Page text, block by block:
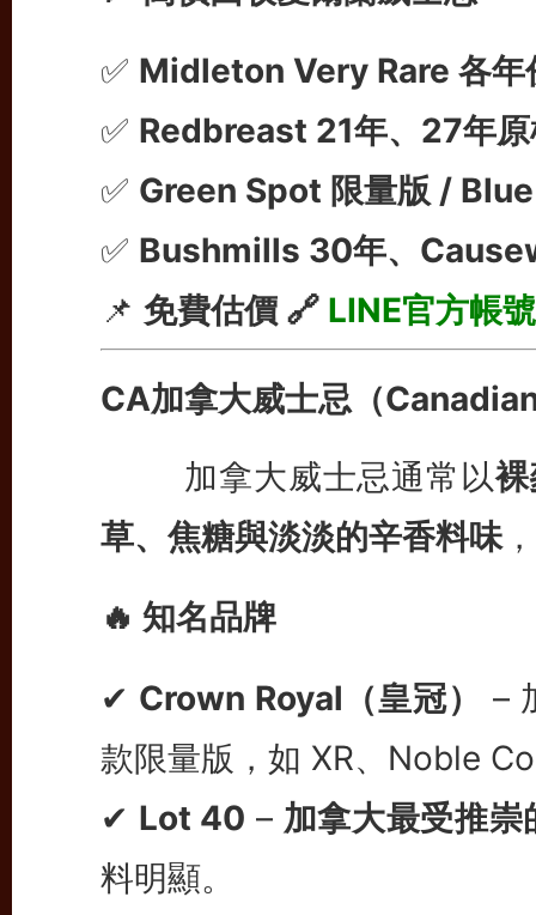
✅ Midleton Very Rare 各年
✅ Redbreast 21年、27年原
✅ Green Spot 限量版 /
✅ Bushmills 30年、
📌 免費估價 🔗LINE官方帳號
CA加拿大威士忌（
加拿大威士忌通常以
草、焦糖與淡淡的辛香料味
🔥 知名品牌
✔ Crown Royal（皇冠）
–
款限量版，如 XR、Noble
✔ Lot 40 – 加拿大最受推
料明顯。